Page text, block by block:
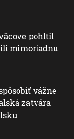
pohltil
mimoriadnu
vážne
zatvára